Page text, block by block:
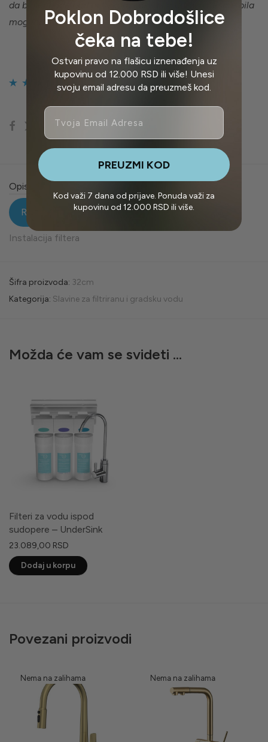
da bojler bude pod pritiskom kako bi montaža česme bila
moguća.
od 5 na osnovu
ocene kupca
Opis
Recenzije
Instalacija filtera
Šifra proizvoda: 32cm
Kategorija: Slavine za filtriranu i gradsku vodu
Možda će vam se svideti …
Filteri za vodu ispod
sudopere – UnderSink
23.089,00 RSD
Dodaj u korpu
Povezani proizvodi
Poklon Dobrodošlice
čeka na tebe!
Ostvari pravo na flašicu iznenađenja uz
kupovinu od 12.000 RSD ili više! Unesi
svoju email adresu da preuzmeš kod.
Email
PREUZMI KOD
Kod važi 7 dana od prijave. Ponuda važi za
kupovinu od 12.000 RSD ili više.